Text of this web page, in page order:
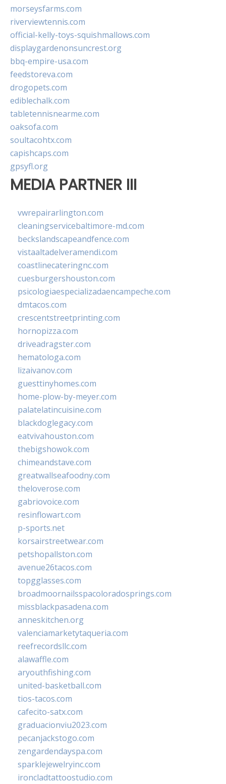
morseysfarms.com
riverviewtennis.com
official-kelly-toys-squishmallows.com
displaygardenonsuncrest.org
bbq-empire-usa.com
feedstoreva.com
drogopets.com
ediblechalk.com
tabletennisnearme.com
oaksofa.com
soultacohtx.com
capishcaps.com
gpsyfl.org
MEDIA PARTNER III
vwrepairarlington.com
cleaningservicebaltimore-md.com
beckslandscapeandfence.com
vistaaltadelveramendi.com
coastlinecateringnc.com
cuesburgershouston.com
psicologiaespecializadaencampeche.com
dmtacos.com
crescentstreetprinting.com
hornopizza.com
driveadragster.com
hematologa.com
lizaivanov.com
guesttinyhomes.com
home-plow-by-meyer.com
palatelatincuisine.com
blackdoglegacy.com
eatvivahouston.com
thebigshowok.com
chimeandstave.com
greatwallseafoodny.com
theloverose.com
gabriovoice.com
resinflowart.com
p-sports.net
korsairstreetwear.com
petshopallston.com
avenue26tacos.com
topgglasses.com
broadmoornailsspacoloradosprings.com
missblackpasadena.com
anneskitchen.org
valenciamarketytaqueria.com
reefrecordsllc.com
alawaffle.com
aryouthfishing.com
united-basketball.com
tios-tacos.com
cafecito-satx.com
graduacionviu2023.com
pecanjackstogo.com
zengardendayspa.com
sparklejewelryinc.com
ironcladtattoostudio.com